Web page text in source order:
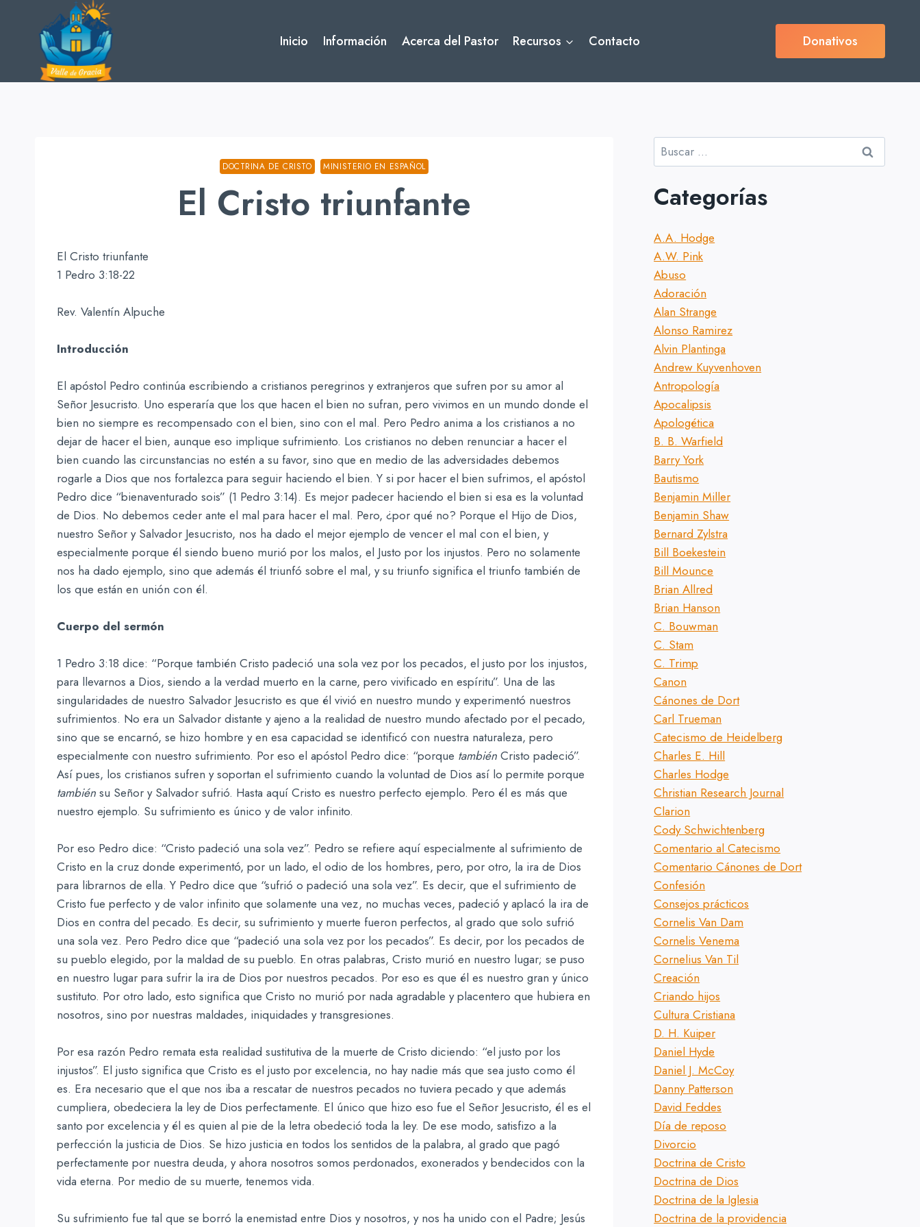
Inicio Información Acerca del Pastor Recursos Contacto Donativos
DOCTRINA DE CRISTO MINISTERIO EN ESPAÑOL
El Cristo triunfante
El Cristo triunfante
1 Pedro 3:18-22
Rev. Valentín Alpuche
Introducción
El apóstol Pedro continúa escribiendo a cristianos peregrinos y extranjeros que sufren por su amor al
Señor Jesucristo. Uno esperaría que los que hacen el bien no sufran, pero vivimos en un mundo donde el
bien no siempre es recompensado con el bien, sino con el mal. Pero Pedro anima a los cristianos a no
dejar de hacer el bien, aunque eso implique sufrimiento. Los cristianos no deben renunciar a hacer el
bien cuando las circunstancias no estén a su favor, sino que en medio de las adversidades debemos
rogarle a Dios que nos fortalezca para seguir haciendo el bien. Y si por hacer el bien sufrimos, el apóstol
Pedro dice “bienaventurado sois” (1 Pedro 3:14). Es mejor padecer haciendo el bien si esa es la voluntad
de Dios. No debemos ceder ante el mal para hacer el mal. Pero, ¿por qué no? Porque el Hijo de Dios,
nuestro Señor y Salvador Jesucristo, nos ha dado el mejor ejemplo de vencer el mal con el bien, y
especialmente porque él siendo bueno murió por los malos, el Justo por los injustos. Pero no solamente
nos ha dado ejemplo, sino que además él triunfó sobre el mal, y su triunfo significa el triunfo también de
los que están en unión con él.
Cuerpo del sermón
1 Pedro 3:18 dice: “Porque también Cristo padeció una sola vez por los pecados, el justo por los injustos,
para llevarnos a Dios, siendo a la verdad muerto en la carne, pero vivificado en espíritu”. Una de las
singularidades de nuestro Salvador Jesucristo es que él vivió en nuestro mundo y experimentó nuestros
sufrimientos. No era un Salvador distante y ajeno a la realidad de nuestro mundo afectado por el pecado,
sino que se encarnó, se hizo hombre y en esa capacidad se identificó con nuestra naturaleza, pero
especialmente con nuestro sufrimiento. Por eso el apóstol Pedro dice: “porque también Cristo padeció”.
Así pues, los cristianos sufren y soportan el sufrimiento cuando la voluntad de Dios así lo permite porque
también su Señor y Salvador sufrió. Hasta aquí Cristo es nuestro perfecto ejemplo. Pero él es más que
nuestro ejemplo. Su sufrimiento es único y de valor infinito.
Por eso Pedro dice: “Cristo padeció una sola vez”. Pedro se refiere aquí especialmente al sufrimiento de
Cristo en la cruz donde experimentó, por un lado, el odio de los hombres, pero, por otro, la ira de Dios
para librarnos de ella. Y Pedro dice que “sufrió o padeció una sola vez”. Es decir, que el sufrimiento de
Cristo fue perfecto y de valor infinito que solamente una vez, no muchas veces, padeció y aplacó la ira de
Dios en contra del pecado. Es decir, su sufrimiento y muerte fueron perfectos, al grado que solo sufrió
una sola vez. Pero Pedro dice que “padeció una sola vez por los pecados”. Es decir, por los pecados de
su pueblo elegido, por la maldad de su pueblo. En otras palabras, Cristo murió en nuestro lugar; se puso
en nuestro lugar para sufrir la ira de Dios por nuestros pecados. Por eso es que él es nuestro gran y único
sustituto. Por otro lado, esto significa que Cristo no murió por nada agradable y placentero que hubiera en
nosotros, sino por nuestras maldades, iniquidades y transgresiones.
Por esa razón Pedro remata esta realidad sustitutiva de la muerte de Cristo diciendo: “el justo por los
injustos”. El justo significa que Cristo es el justo por excelencia, no hay nadie más que sea justo como él
es. Era necesario que el que nos iba a rescatar de nuestros pecados no tuviera pecado y que además
cumpliera, obedeciera la ley de Dios perfectamente. El único que hizo eso fue el Señor Jesucristo, él es el
santo por excelencia y él es quien al pie de la letra obedeció toda la ley. De ese modo, satisfizo a la
perfección la justicia de Dios. Se hizo justicia en todos los sentidos de la palabra, al grado que pagó
perfectamente por nuestra deuda, y ahora nosotros somos perdonados, exonerados y bendecidos con la
vida eterna. Por medio de su muerte, tenemos vida.
Su sufrimiento fue tal que se borró la enemistad entre Dios y nosotros, y nos ha unido con el Padre; Jesús
Buscar:
Categorías
A.A. Hodge
A.W. Pink
Abuso
Adoración
Alan Strange
Alonso Ramirez
Alvin Plantinga
Andrew Kuyvenhoven
Antropología
Apocalipsis
Apologética
B. B. Warfield
Barry York
Bautismo
Benjamin Miller
Benjamin Shaw
Bernard Zylstra
Bill Boekestein
Bill Mounce
Brian Allred
Brian Hanson
C. Bouwman
C. Stam
C. Trimp
Canon
Cánones de Dort
Carl Trueman
Catecismo de Heidelberg
Charles E. Hill
Charles Hodge
Christian Research Journal
Clarion
Cody Schwichtenberg
Comentario al Catecismo
Comentario Cánones de Dort
Confesión
Consejos prácticos
Cornelis Van Dam
Cornelis Venema
Cornelius Van Til
Creación
Criando hijos
Cultura Cristiana
D. H. Kuiper
Daniel Hyde
Daniel J. McCoy
Danny Patterson
David Feddes
Día de reposo
Divorcio
Doctrina de Cristo
Doctrina de Dios
Doctrina de la Iglesia
Doctrina de la providencia